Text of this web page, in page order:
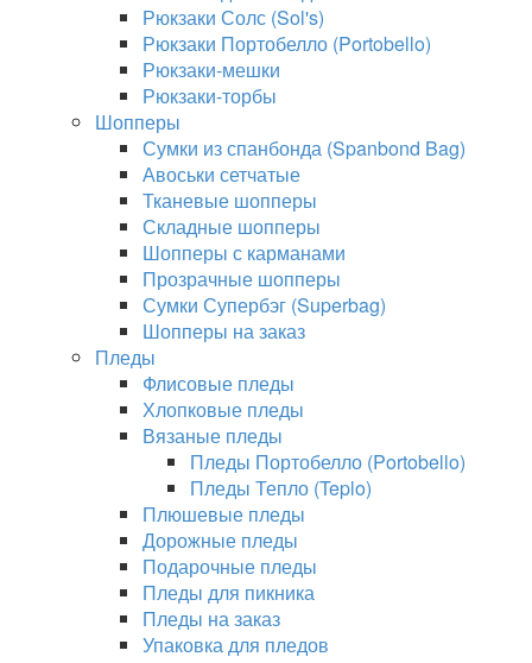
Рюкзаки Солс (Sol's)
Рюкзаки Портобелло (Portobello)
Рюкзаки-мешки
Рюкзаки-торбы
Шопперы
Сумки из спанбонда (Spanbond Bag)
Авоськи сетчатые
Тканевые шопперы
Складные шопперы
Шопперы с карманами
Прозрачные шопперы
Сумки Супербэг (Superbag)
Шопперы на заказ
Пледы
Флисовые пледы
Хлопковые пледы
Вязаные пледы
Пледы Портобелло (Portobello)
Пледы Тепло (Teplo)
Плюшевые пледы
Дорожные пледы
Подарочные пледы
Пледы для пикника
Пледы на заказ
Упаковка для пледов